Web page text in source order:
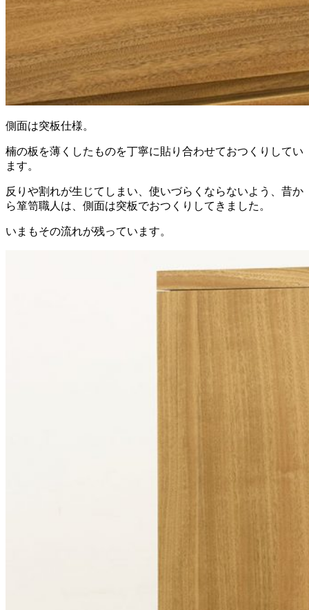
側面は突板仕様。
楠の板を薄くしたものを丁寧に貼り合わせておつくりしてい
ます。
反りや割れが生じてしまい、使いづらくならないよう、昔か
ら箪笥職人は、側面は突板でおつくりしてきました。
いまもその流れが残っています。